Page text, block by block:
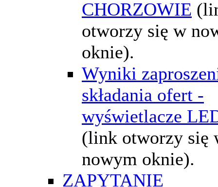
CHORZOWIE
otworzy się w
oknie).
Wyniki
składania ofert -
wyświetlacze
(link otworzy się
nowym oknie).
ZAPYTANIE